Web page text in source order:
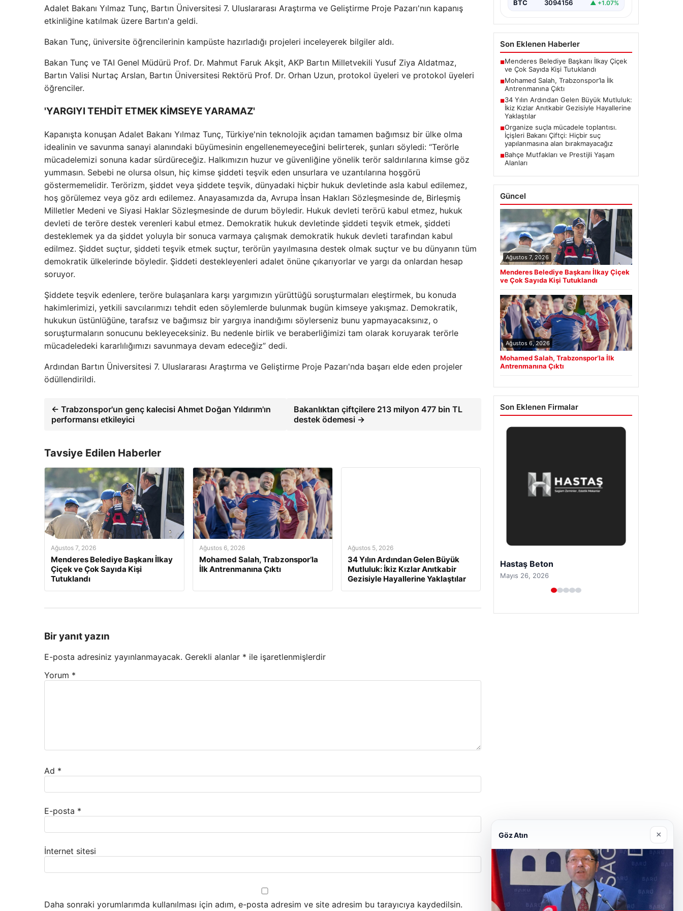
Adalet Bakanı Yılmaz Tunç, Bartın Üniversitesi 7. Uluslararası Araştırma ve Geliştirme Proje Pazarı'nın kapanış
etkinliğine katılmak üzere Bartın'a geldi.
Bakan Tunç, üniversite öğrencilerinin kampüste hazırladığı projeleri inceleyerek bilgiler aldı.
Bakan Tunç ve TAI Genel Müdürü Prof. Dr. Mahmut Faruk Akşit, AKP Bartın Milletvekili Yusuf Ziya Aldatmaz,
Bartın Valisi Nurtaç Arslan, Bartın Üniversitesi Rektörü Prof. Dr. Orhan Uzun, protokol üyeleri ve protokol üyeleri
öğrenciler.
'YARGIYI TEHDİT ETMEK KİMSEYE YARAMAZ'
Kapanışta konuşan Adalet Bakanı Yılmaz Tunç, Türkiye'nin teknolojik açıdan tamamen bağımsız bir ülke olma
idealinin ve savunma sanayi alanındaki büyümesinin engellenemeyeceğini belirterek, şunları söyledi: “Terörle
mücadelemizi sonuna kadar sürdüreceğiz. Halkımızın huzur ve güvenliğine yönelik terör saldırılarına kimse göz
yummasın. Sebebi ne olursa olsun, hiç kimse şiddeti teşvik eden unsurlara ve uzantılarına hoşgörü
göstermemelidir. Terörizm, şiddet veya şiddete teşvik, dünyadaki hiçbir hukuk devletinde asla kabul edilemez,
hoş görülemez veya göz ardı edilemez. Anayasamızda da, Avrupa İnsan Hakları Sözleşmesinde de, Birleşmiş
Milletler Medeni ve Siyasi Haklar Sözleşmesinde de durum böyledir. Hukuk devleti terörü kabul etmez, hukuk
devleti de teröre destek verenleri kabul etmez. Demokratik hukuk devletinde şiddeti teşvik etmek, şiddeti
desteklemek ya da şiddet yoluyla bir sonuca varmaya çalışmak demokratik hukuk devleti tarafından kabul
edilmez. Şiddet suçtur, şiddeti teşvik etmek suçtur, terörün yayılmasına destek olmak suçtur ve bu dünyanın tüm
demokratik ülkelerinde böyledir. Şiddeti destekleyenleri adalet önüne çıkarıyorlar ve yargı da onlardan hesap
soruyor.
Şiddete teşvik edenlere, teröre bulaşanlara karşı yargımızın yürüttüğü soruşturmaları eleştirmek, bu konuda
hakimlerimizi, yetkili savcılarımızı tehdit eden söylemlerde bulunmak bugün kimseye yakışmaz. Demokratik,
hukukun üstünlüğüne, tarafsız ve bağımsız bir yargıya inandığımı söylerseniz bunu yapmayacaksınız, o
soruşturmaların sonucunu bekleyeceksiniz. Bu nedenle birlik ve beraberliğimizi tam olarak koruyarak terörle
mücadeledeki kararlılığımızı savunmaya devam edeceğiz” dedi.
Ardından Bartın Üniversitesi 7. Uluslararası Araştırma ve Geliştirme Proje Pazarı'nda başarı elde eden projeler
ödüllendirildi.
← Trabzonspor'un genç kalecisi Ahmet Doğan Yıldırım'ın
performansı etkileyici
Bakanlıktan çiftçilere 213 milyon 477 bin TL
destek ödemesi →
Tavsiye Edilen Haberler
Ağustos 7, 2026
Menderes Belediye Başkanı İlkay
Çiçek ve Çok Sayıda Kişi
Tutuklandı
Ağustos 6, 2026
Mohamed Salah, Trabzonspor’la
İlk Antrenmanına Çıktı
Ağustos 5, 2026
34 Yılın Ardından Gelen Büyük
Mutluluk: İkiz Kızlar Anıtkabir
Gezisiyle Hayallerine Yaklaştılar
Bir yanıt yazın
E-posta adresiniz yayınlanmayacak. Gerekli alanlar * ile işaretlenmişlerdir
Yorum *
Ad *
E-posta *
İnternet sitesi
Daha sonraki yorumlarımda kullanılması için adım, e-posta adresim ve site adresim bu tarayıcıya kaydedilsin.
BTC 3094156 ▲ +1.07%
Son Eklenen Haberler
■Menderes Belediye Başkanı İlkay Çiçek
ve Çok Sayıda Kişi Tutuklandı
■Mohamed Salah, Trabzonspor’la İlk
Antrenmanına Çıktı
■34 Yılın Ardından Gelen Büyük Mutluluk:
İkiz Kızlar Anıtkabir Gezisiyle Hayallerine
Yaklaştılar
■Organize suçla mücadele toplantısı.
İçişleri Bakanı Çiftçi: Hiçbir suç
yapılanmasına alan bırakmayacağız
■Bahçe Mutfakları ve Prestijli Yaşam
Alanları
Güncel
Ağustos 7, 2026
Menderes Belediye Başkanı İlkay Çiçek
ve Çok Sayıda Kişi Tutuklandı
Ağustos 6, 2026
Mohamed Salah, Trabzonspor’la İlk
Antrenmanına Çıktı
Son Eklenen Firmalar
Prenses Night Club
Nisan 29, 2026
Göz Atın ×